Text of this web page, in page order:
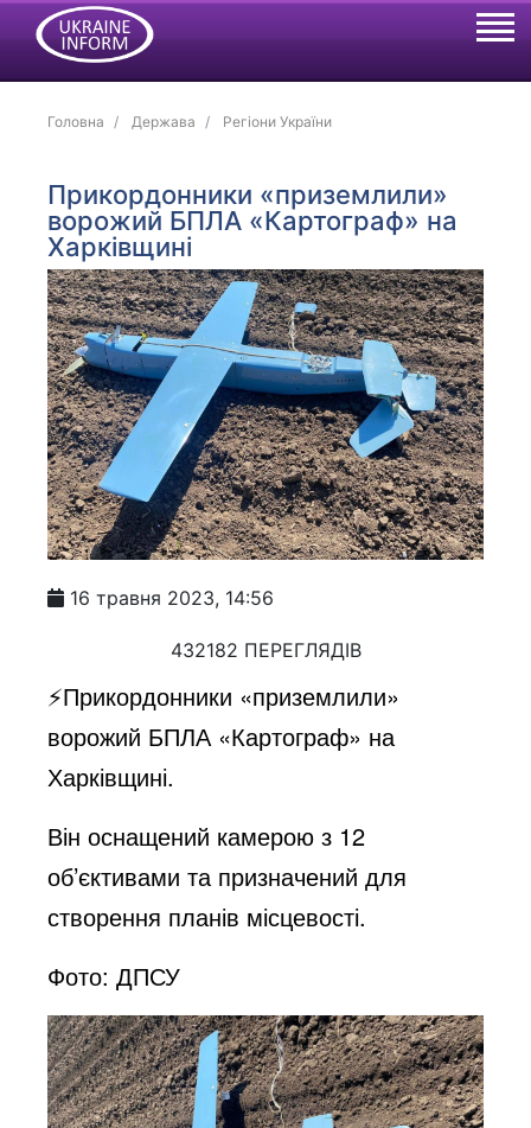
Головна Держава Регіони України
Прикордонники «приземлили»
ворожий БПЛА «Картограф» на
Харківщині
16 травня 2023, 14:56
432182 ПЕРЕГЛЯДІВ
⚡️Прикордонники «приземлили»
ворожий БПЛА «Картограф» на
Харківщині.
Він оснащений камерою з 12
об’єктивами та призначений для
створення планів місцевості.
Фото: ДПСУ